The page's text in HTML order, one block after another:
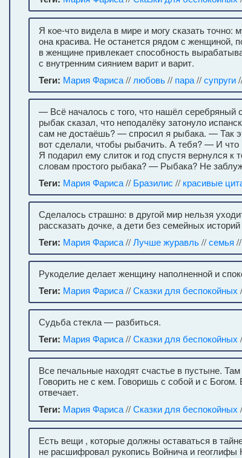
Я кое-что видела в мире и могу сказать точно:
она красива. Не останется рядом с женщиной,
в женщине привлекает способность
с внутренним сиянием варит и варит.
Теги: Мария Фариса// любовь// пара//супруги
— Всё началось с того, что нашёл серебряный
рыбак сказал, что неподалёку затонуло
сам не достаёшь? — спросил я рыбака. — Так
вот сделали, чтобы рыбачить. А тебя? — И
Я подарил ему слиток и год спустя вернулся
словам простого рыбака? — Рыбака? Не
Теги: Мария Фариса// Бразилис // красивые
Сделалось страшно: в другой мир нельзя
рассказать дочке, а дети без семейных
Теги: Мария Фариса//Лучше журавль//семья //
Рукоделие делает женщину наполненной и
Теги: Мария Фариса//Сказки для беспокойных
Судьба стекла — разбиться.
Теги: Мария Фариса//Сказки для беспокойных
Все печальные находят счастье в пустыне.
Говорить не с кем. Говоришь с собой и с
отвечает.
Теги: Мария Фариса//Сказки для беспокойных
Есть вещи , которые должны оставаться в
не расшифровал рукопись Войнича и геоглифы